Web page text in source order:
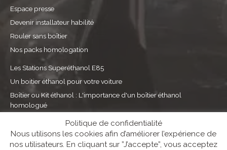
Espace presse
Devenir installateur habilité
Rouler sans boîtier
Nos packs homologation
Les Stations Superéthanol E85
Un boitier éthanol pour votre voiture
Boîtier ou Kit éthanol : L'importance d'un boîtier éthanol
homologué
Boîtier Flex fuel : l'équipement pour convertir sa voiture à l'éthanol
Guide utilisateur| Mentions légales Protection des données
Politique de confidentialité
Nous utilisons les cookies afin d’améliorer l’expérience de
nos utilisateurs. En cliquant sur ”J’accepte”, vous acceptez